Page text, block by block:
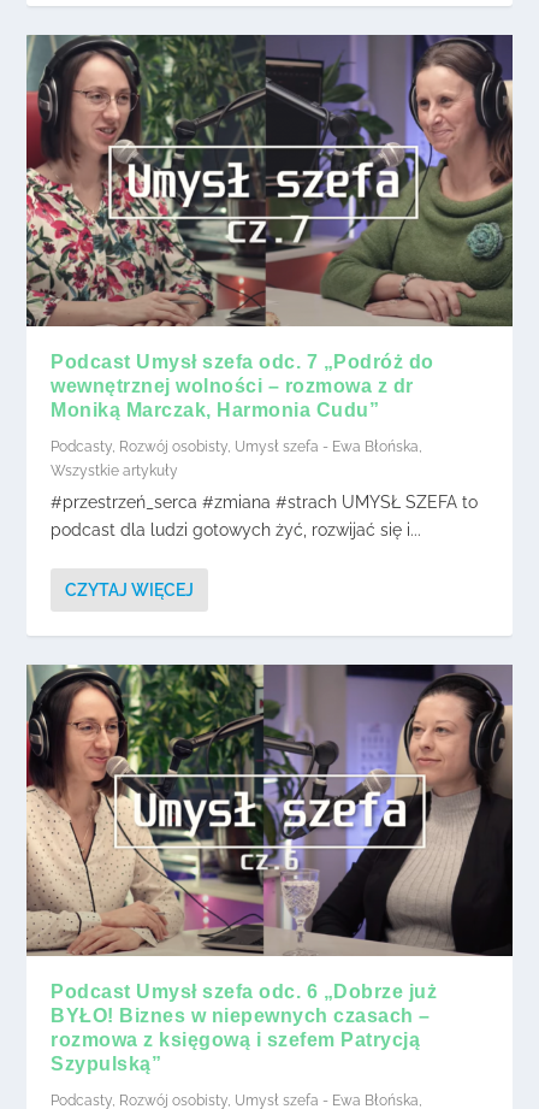
Podcast Umysł szefa odc. 7 „Podróż do
wewnętrznej wolności – rozmowa z dr
Moniką Marczak, Harmonia Cudu”
Podcasty, Rozwój osobisty, Umysł szefa - Ewa Błońska,
Wszystkie artykuły
#przestrzeń_serca #zmiana #strach UMYSŁ SZEFA to
podcast dla ludzi gotowych żyć, rozwijać się i...
CZYTAJ WIĘCEJ
Podcast Umysł szefa odc. 6 „Dobrze już
BYŁO! Biznes w niepewnych czasach –
rozmowa z księgową i szefem Patrycją
Szypulską”
Podcasty Rozwój osobisty Umysł szefa - Ewa Błońska